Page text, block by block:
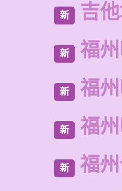
新 吉
新 福
新 福
新 福
新 福